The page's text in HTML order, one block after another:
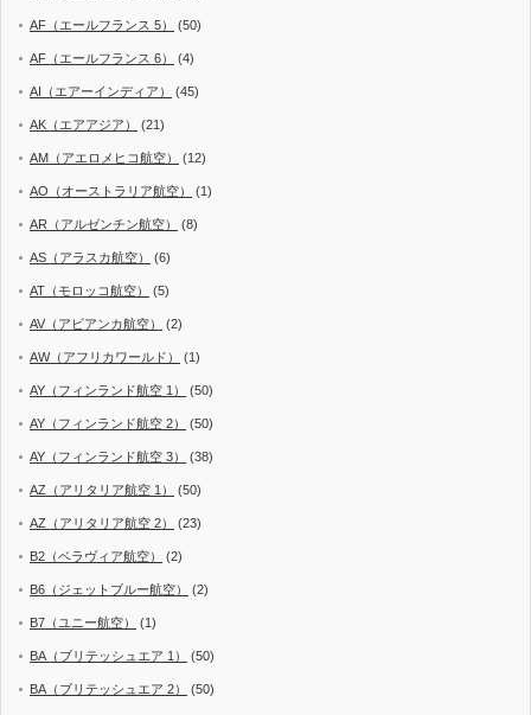
AF（エールフランス 5） (50)
AF（エールフランス 6） (4)
AI（エアーインディア） (45)
AK（エアアジア） (21)
AM（アエロメヒコ航空） (12)
AO（オーストラリア航空） (1)
AR（アルゼンチン航空） (8)
AS（アラスカ航空） (6)
AT（モロッコ航空） (5)
AV（アビアンカ航空） (2)
AW（アフリカワールド） (1)
AY（フィンランド航空 1） (50)
AY（フィンランド航空 2） (50)
AY（フィンランド航空 3） (38)
AZ（アリタリア航空 1） (50)
AZ（アリタリア航空 2） (23)
B2（ベラヴィア航空） (2)
B6（ジェットブルー航空） (2)
B7（ユニー航空） (1)
BA（ブリテッシュエア 1） (50)
BA（ブリテッシュエア 2） (50)